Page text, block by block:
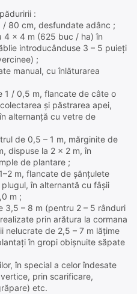
:
80 cm, desfundate adânc ;
4 x 4 m (625 buc / ha) în
introducânduse 3 – 5 puieți
;
manual, cu înlăturarea
1 / 0,5 m, flancate de câte o
și păstrarea apei,
alternanță cu vetre de
de 0,5 – 1 m, mărginite de
dispuse la 2 x 2 m, în
de plantare ;
m, flancate de șănțulete
în alternantă cu fâșii
m ;
3,5 – 8 m (pentru 2 – 5 rânduri
prin arătura la cormana
nelucrate de 2,5 – 7 m lățime
în gropi obișnuite săpate
în special a celor îndesate
prin scarificare,
etc.